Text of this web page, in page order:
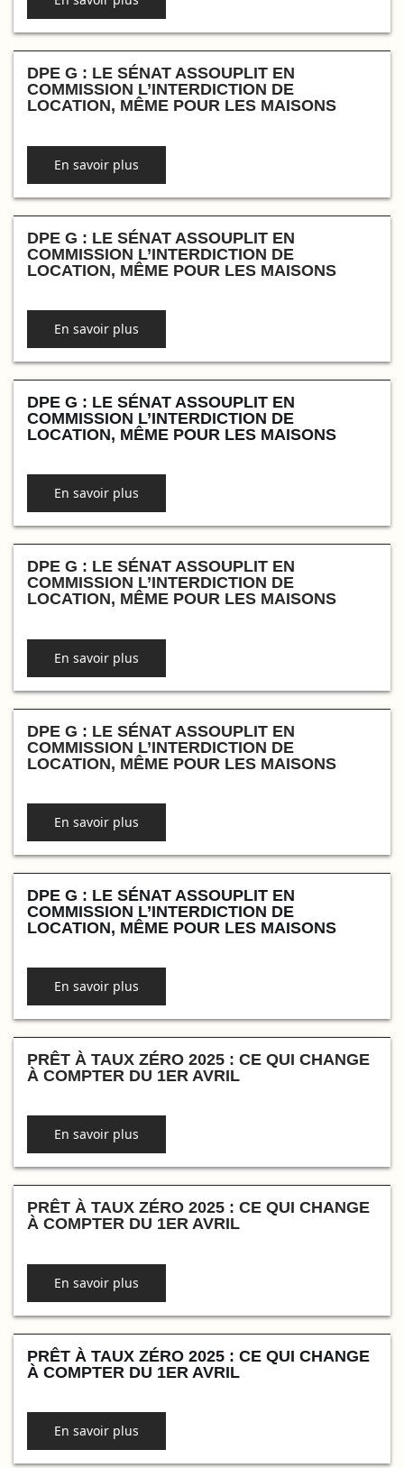
DPE G : LE SÉNAT ASSOUPLIT EN
COMMISSION L’INTERDICTION DE
LOCATION, MÊME POUR LES MAISONS
En savoir plus
DPE G : LE SÉNAT ASSOUPLIT EN
COMMISSION L’INTERDICTION DE
LOCATION, MÊME POUR LES MAISONS
En savoir plus
DPE G : LE SÉNAT ASSOUPLIT EN
COMMISSION L’INTERDICTION DE
LOCATION, MÊME POUR LES MAISONS
En savoir plus
DPE G : LE SÉNAT ASSOUPLIT EN
COMMISSION L’INTERDICTION DE
LOCATION, MÊME POUR LES MAISONS
En savoir plus
DPE G : LE SÉNAT ASSOUPLIT EN
COMMISSION L’INTERDICTION DE
LOCATION, MÊME POUR LES MAISONS
En savoir plus
DPE G : LE SÉNAT ASSOUPLIT EN
COMMISSION L’INTERDICTION DE
LOCATION, MÊME POUR LES MAISONS
En savoir plus
PRÊT À TAUX ZÉRO 2025 : CE QUI CHANGE
À COMPTER DU 1ER AVRIL
En savoir plus
PRÊT À TAUX ZÉRO 2025 : CE QUI CHANGE
À COMPTER DU 1ER AVRIL
En savoir plus
PRÊT À TAUX ZÉRO 2025 : CE QUI CHANGE
À COMPTER DU 1ER AVRIL
En savoir plus